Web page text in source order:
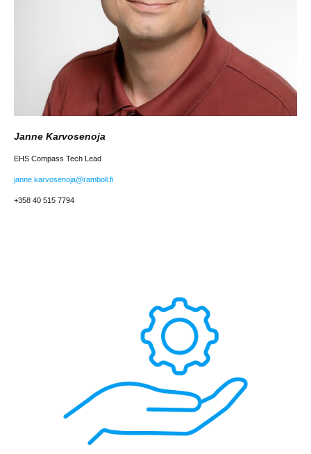
Janne Karvosenoja
EHS Compass Tech Lead
janne.karvosenoja@ramboll.fi
+358 40 515 7794